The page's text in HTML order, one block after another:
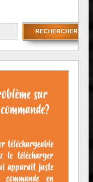
RECHERCHER